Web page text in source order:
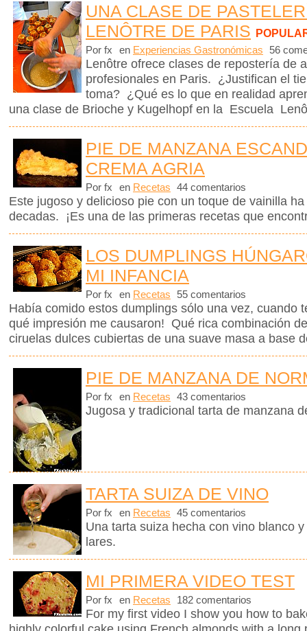
UNA CLASE DE
LENÔTRE DE PARIS
Por fx en Experiencias Gastronómicas 56
Lenôtre ofrece clases de repostería de
profesionales en Paris. ¿Justifican el
toma? ¿Qué es lo que en realidad
una clase de Brioche y Kugelhopf en la Escuela
PIE DE MANZANA
CREMA AGRIA
Por fx en Recetas 44 comentarios
Este jugoso y delicioso pie con un toque de vainilla
decadas. ¡Es una de las primeras recetas que
LOS DUMPLINGS
MI INFANCIA
Por fx en Recetas 55 comentarios
Había comido estos dumplings sólo una vez, cuando
qué impresión me causaron! Qué rica combinación
ciruelas dulces cubiertas de una suave masa a base
PIE DE MANZANA DE
Por fx en Recetas 43 comentarios
Jugosa y tradicional tarta de manzana
TARTA SUIZA DE VINO
Por fx en Recetas 45 comentarios
Una tarta suiza hecha con vino blanco
lares.
MI PRIMERA VIDEO TEST
Por fx en Recetas 182 comentarios
For my first video I show you how to